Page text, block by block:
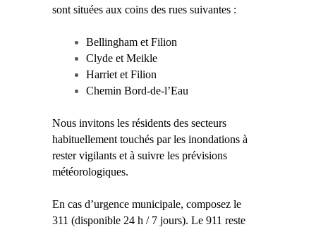
sont situées aux coins des rues suivantes :
Bellingham et Filion
Clyde et Meikle
Harriet et Filion
Chemin Bord-de-l’Eau
Nous invitons les résidents des secteurs
habituellement touchés par les inondations à
rester vigilants et à suivre les prévisions
météorologiques.
En cas d’urgence municipale, composez le
311 (disponible 24 h / 7 jours). Le 911 reste